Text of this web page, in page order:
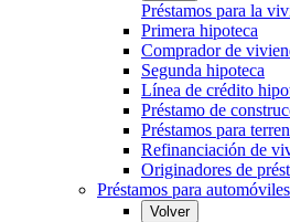
Préstamos para la
Primera hipoteca
Comprador de
Segunda hipoteca
Línea de crédito
Préstamo de
Préstamos para
Refinanciación de
Originadores de
Préstamos para automóviles
Volver